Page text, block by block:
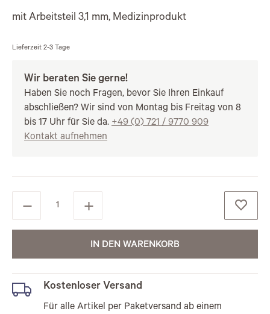
mit Arbeitsteil 3,1 mm, Medizinprodukt
Lieferzeit 2-3 Tage
Wir beraten Sie gerne!
Haben Sie noch Fragen, bevor Sie Ihren Einkauf
abschließen? Wir sind von Montag bis Freitag von 8
bis 17 Uhr für Sie da. +49 (0) 721 / 9770 909
Kontakt aufnehmen
IN DEN WARENKORB
Kostenloser Versand
Für alle Artikel per Paketversand ab einem